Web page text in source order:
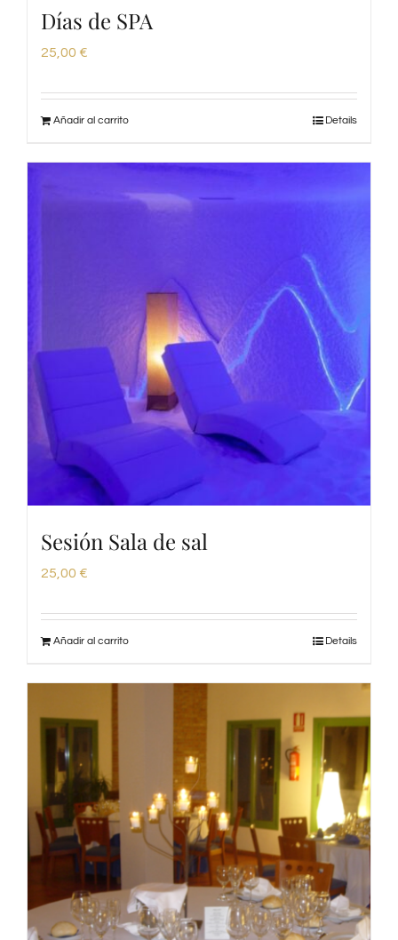
Días de SPA
25,00 €
Añadir al carrito Details
Sesión Sala de sal
25,00 €
Añadir al carrito Details